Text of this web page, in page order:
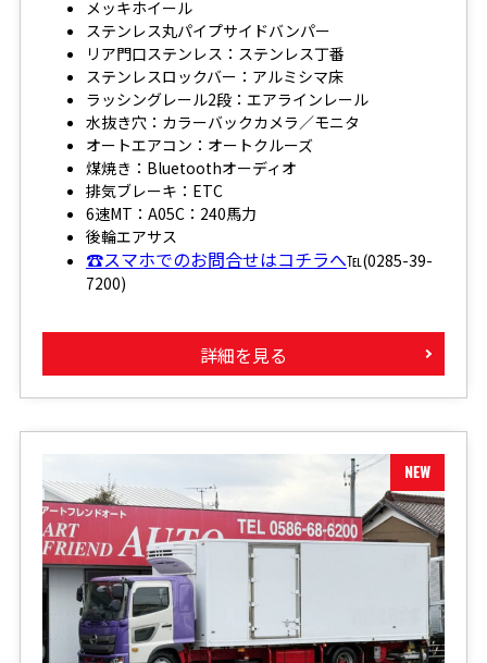
メッキホイール
ステンレス丸パイプサイドバンパー
リア門口ステンレス：ステンレス丁番
ステンレスロックバー：アルミシマ床
ラッシングレール2段：エアラインレール
水抜き穴：カラーバックカメラ／モニタ
オートエアコン：オートクルーズ
煤焼き：Bluetoothオーディオ
排気ブレーキ：ETC
6速MT：A05C：240馬力
後輪エアサス
☎スマホでのお問合せはコチラへ℡(0285-39-
7200)
詳細を見る